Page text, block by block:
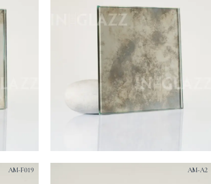
AM-F019 AM-A2